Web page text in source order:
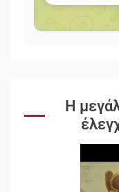
Η